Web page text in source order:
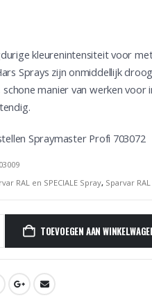
kleurenintensiteit voor
Sprays zijn onmiddellijk
manier van werken
Spraymaster Profi 703072
RAL en SPECIALE Spray, Sparvar
TOEVOEGEN AAN